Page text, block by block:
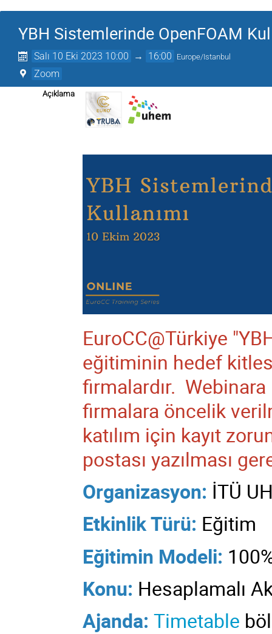
YBH Sistemlerinde OpenFOAM
Salı 10 Eki 2023 10:00 → 16:00 Europe/Istanbul
Zoom
Açıklama
EuroCC@Türkiye
eğitiminin hedef
firmalardır. Webinara
firmalara öncelik
katılım için kayıt
postası yazılması
Organizasyon: İTÜ
Etkinlik Türü: Eğitim
Eğitimin Modeli:
Konu: Hesaplamalı
Ajanda: Timetable